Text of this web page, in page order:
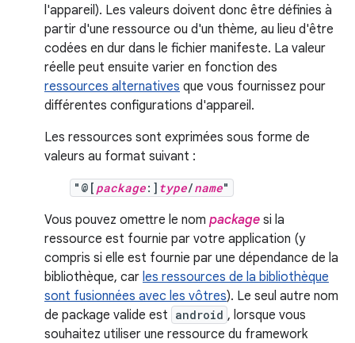
l'appareil). Les valeurs doivent donc être définies à
partir d'une ressource ou d'un thème, au lieu d'être
codées en dur dans le fichier manifeste. La valeur
réelle peut ensuite varier en fonction des
ressources alternatives que vous fournissez pour
différentes configurations d'appareil.
Les ressources sont exprimées sous forme de
valeurs au format suivant :
"@[ package:] type/name"
Vous pouvez omettre le nom package si la
ressource est fournie par votre application (y
compris si elle est fournie par une dépendance de la
bibliothèque, car les ressources de la bibliothèque
sont fusionnées avec les vôtres). Le seul autre nom
de package valide est android , lorsque vous
souhaitez utiliser une ressource du framework